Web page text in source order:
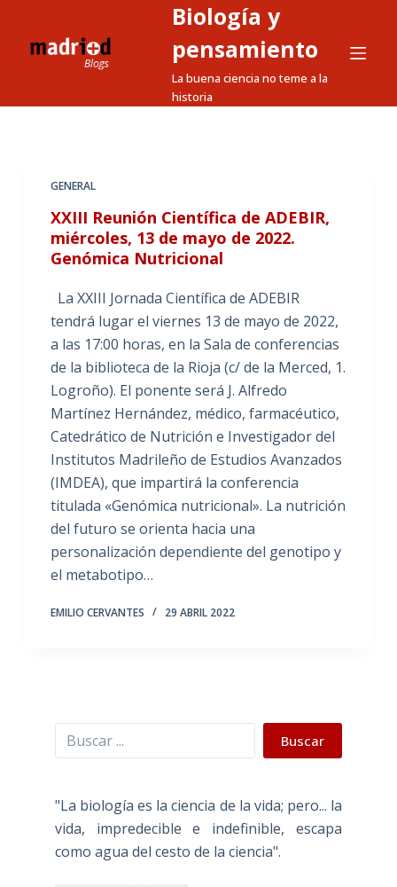
a
Biología y
pensamiento
La buena ciencia no teme a la
historia
GENERAL
XXIII Reunión Científica de ADEBIR,
miércoles, 13 de mayo de 2022.
Genómica Nutricional
La XXIII Jornada Científica de ADEBIR
tendrá lugar el viernes 13 de mayo de 2022,
a las 17:00 horas, en la Sala de conferencias
de la biblioteca de la Rioja (c/ de la Merced, 1.
Logroño). El ponente será J. Alfredo
Martínez Hernández, médico, farmacéutico,
Catedrático de Nutrición e Investigador del
Institutos Madrileño de Estudios Avanzados
(IMDEA), que impartirá la conferencia
titulada «Genómica nutricional». La nutrición
del futuro se orienta hacia una
personalización dependiente del genotipo y
el metabotipo…
EMILIO CERVANTES 29 ABRIL 2022
Buscar Buscar
"La biología es la ciencia de la vida; pero... la
vida, impredecible e indefinible, escapa
como agua del cesto de la ciencia".